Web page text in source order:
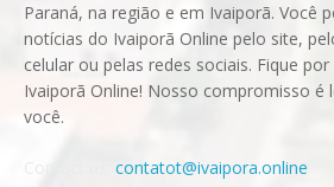
Paraná, na região e em Ivaiporã. Você
notícias do Ivaiporã Online pelo site,
celular ou pelas redes sociais. Fique
Ivaiporã Online! Nosso compromisso é
você.
contatot@ivaipora.online